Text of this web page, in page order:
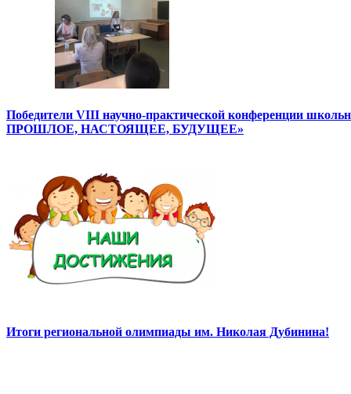
Победители VIII научно-практической конференции
ПРОШЛОЕ, НАСТОЯЩЕЕ, БУДУЩЕЕ»
Итоги региональной олимпиады им. Николая Дубинина!